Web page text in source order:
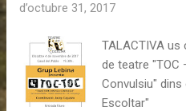
d’octubre 31, 2017
TALACTIVA us
de teatre "TOC
Convulsiu" dins
Escoltar"